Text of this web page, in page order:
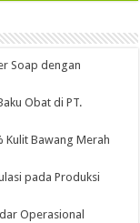
Soap dengan
Obat di PT.
Kulit Bawang Merah
pada Produksi
Operasional